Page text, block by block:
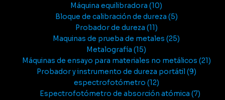
Máquina equilibradora 10
Bloque de calibración de dureza 5
Probador de dureza 11
Maquinas de prueba de metales 25
Metalografía 15
Máquinas de ensayo para materiales no metálicos 21
Probador y instrumento de dureza portátil 9
espectrofotómetro 12
Espectrofotómetro de absorción atómica 7